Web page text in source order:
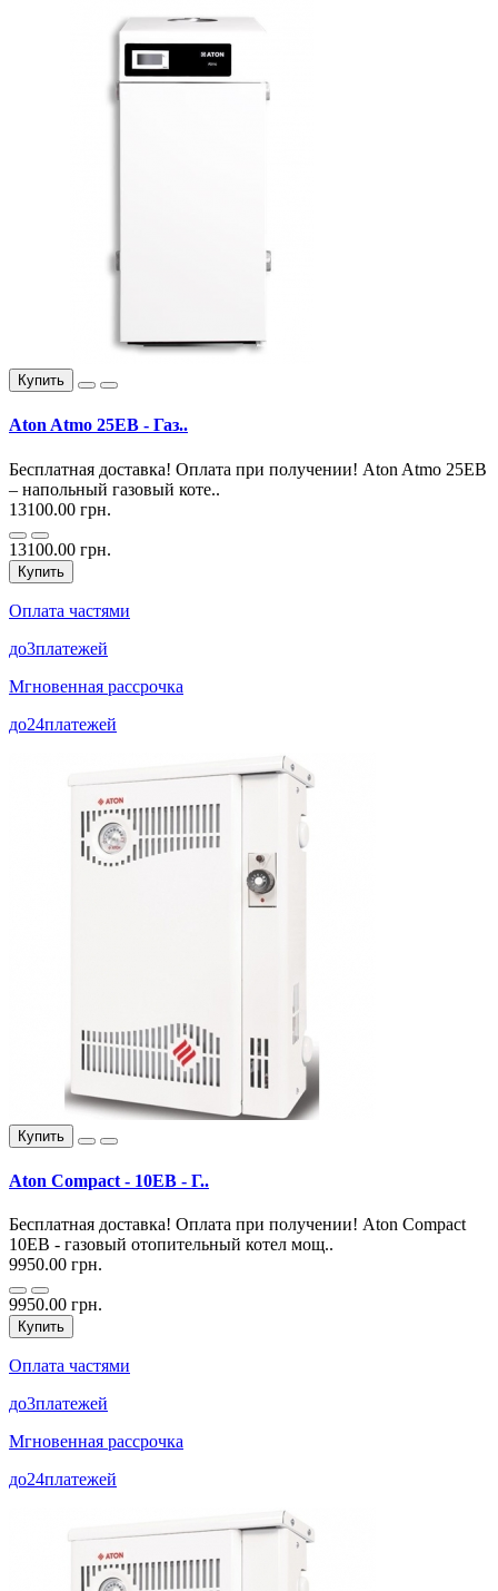
Купить
Aton Atmo 25EВ - Газ..
Бесплатная доставка! Оплата при получении! Aton Atmo 25EВ
– напольный газовый коте..
13100.00 грн.
13100.00 грн.
Купить
Оплата частями
до3платежей
Мгновенная рассрочка
до24платежей
Купить
Aton Compact - 10EВ - Г..
Бесплатная доставка! Оплата при получении! Aton Compact
10EВ - газовый отопительный котел мощ..
9950.00 грн.
9950.00 грн.
Купить
Оплата частями
до3платежей
Мгновенная рассрочка
до24платежей